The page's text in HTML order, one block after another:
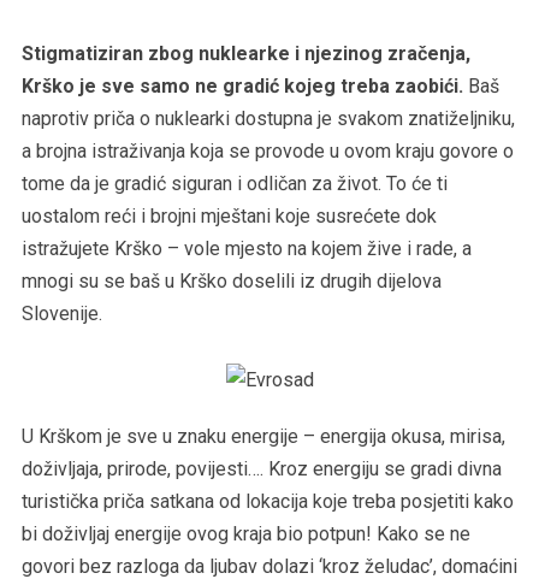
Stigmatiziran zbog nuklearke i njezinog zračenja,
Krško je sve samo ne gradić kojeg treba zaobići. Baš
naprotiv priča o nuklearki dostupna je svakom znatiželjniku,
a brojna istraživanja koja se provode u ovom kraju govore o
tome da je gradić siguran i odličan za život. To će ti
uostalom reći i brojni mještani koje susrećete dok
istražujete Krško – vole mjesto na kojem žive i rade, a
mnogi su se baš u Krško doselili iz drugih dijelova
Slovenije.
U Krškom je sve u znaku energije – energija okusa, mirisa,
doživljaja, prirode, povijesti…. Kroz energiju se gradi divna
turistička priča satkana od lokacija koje treba posjetiti kako
bi doživljaj energije ovog kraja bio potpun! Kako se ne
govori bez razloga da ljubav dolazi ‘kroz želudac’, domaćini